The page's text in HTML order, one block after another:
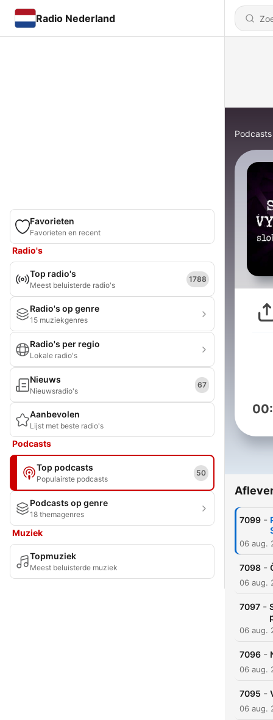
Radio Nederland
Favorieten
Favorieten en recent
Radio's
Top radio's
Meest beluisterde radio's
1788
Radio's op genre
15 muziekgenres
Radio's per regio
Lokale radio's
Nieuws
Nieuwsradio's
67
Aanbevolen
Lijst met beste radio's
Podcasts
Top podcasts
Populairste podcasts
50
Podcasts op genre
18 themagenres
Muziek
Topmuziek
Meest beluisterde muziek
Podcasts
7099 -
06 aug.
7098 -
06 aug.
7097 -
06 aug.
7096 -
06 aug.
7095 -
06 aug.